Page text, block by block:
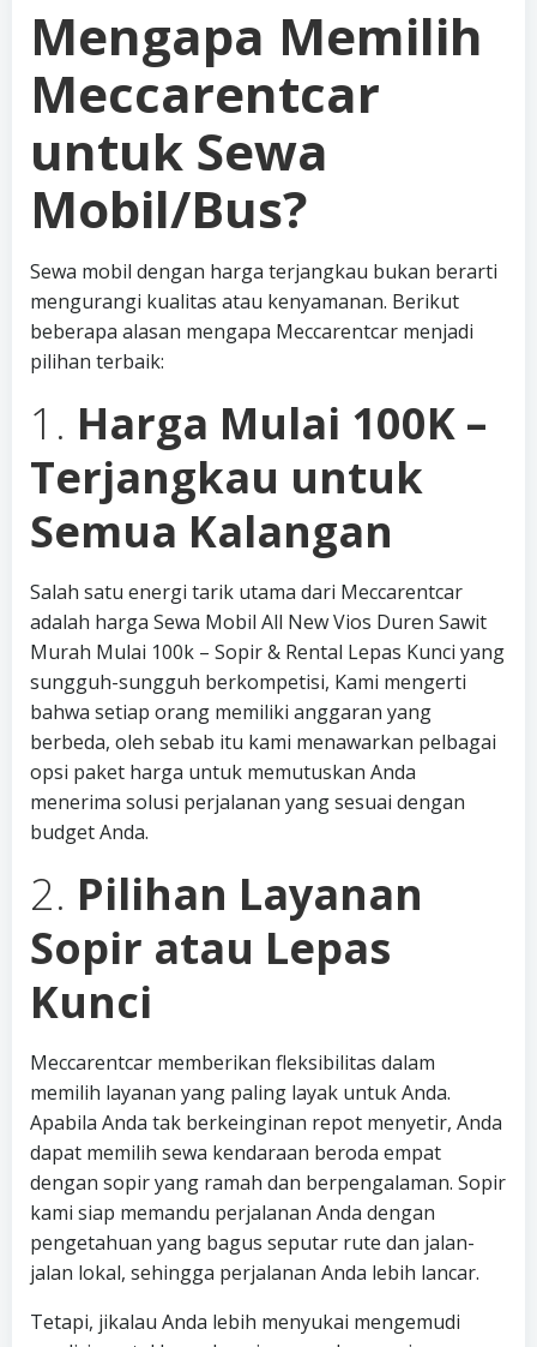
Mengapa Memilih
Meccarentcar
untuk Sewa
Mobil/Bus?
Sewa mobil dengan harga terjangkau bukan berarti
mengurangi kualitas atau kenyamanan. Berikut
beberapa alasan mengapa Meccarentcar menjadi
pilihan terbaik:
1. Harga Mulai 100K –
Terjangkau untuk
Semua Kalangan
Salah satu energi tarik utama dari Meccarentcar
adalah harga Sewa Mobil All New Vios Duren Sawit
Murah Mulai 100k – Sopir & Rental Lepas Kunci yang
sungguh-sungguh berkompetisi, Kami mengerti
bahwa setiap orang memiliki anggaran yang
berbeda, oleh sebab itu kami menawarkan pelbagai
opsi paket harga untuk memutuskan Anda
menerima solusi perjalanan yang sesuai dengan
budget Anda.
2. Pilihan Layanan
Sopir atau Lepas
Kunci
Meccarentcar memberikan fleksibilitas dalam
memilih layanan yang paling layak untuk Anda.
Apabila Anda tak berkeinginan repot menyetir, Anda
dapat memilih sewa kendaraan beroda empat
dengan sopir yang ramah dan berpengalaman. Sopir
kami siap memandu perjalanan Anda dengan
pengetahuan yang bagus seputar rute dan jalan-
jalan lokal, sehingga perjalanan Anda lebih lancar.
Tetapi, jikalau Anda lebih menyukai mengemudi